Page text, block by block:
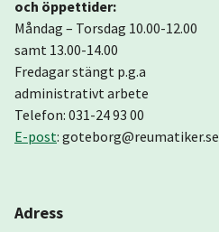
och öppettider:
Måndag – Torsdag 10.00-12.00
samt 13.00-14.00
Fredagar stängt p.g.a
administrativt arbete
Telefon: 031-24 93 00
E-post: goteborg@reumatiker.se
Adress